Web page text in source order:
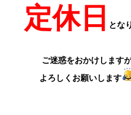
定休日 とな
ご迷惑をおかけします
よろしくお願いします